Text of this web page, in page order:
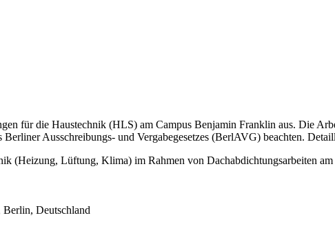
für die Haustechnik (HLS) am Campus Benjamin Franklin aus. Die
Ausschreibungs- und Vergabegesetzes (BerlAVG) beachten.
(Heizung, Lüftung, Klima) im Rahmen von Dachabdichtungsarbeiten
Berlin, Deutschland